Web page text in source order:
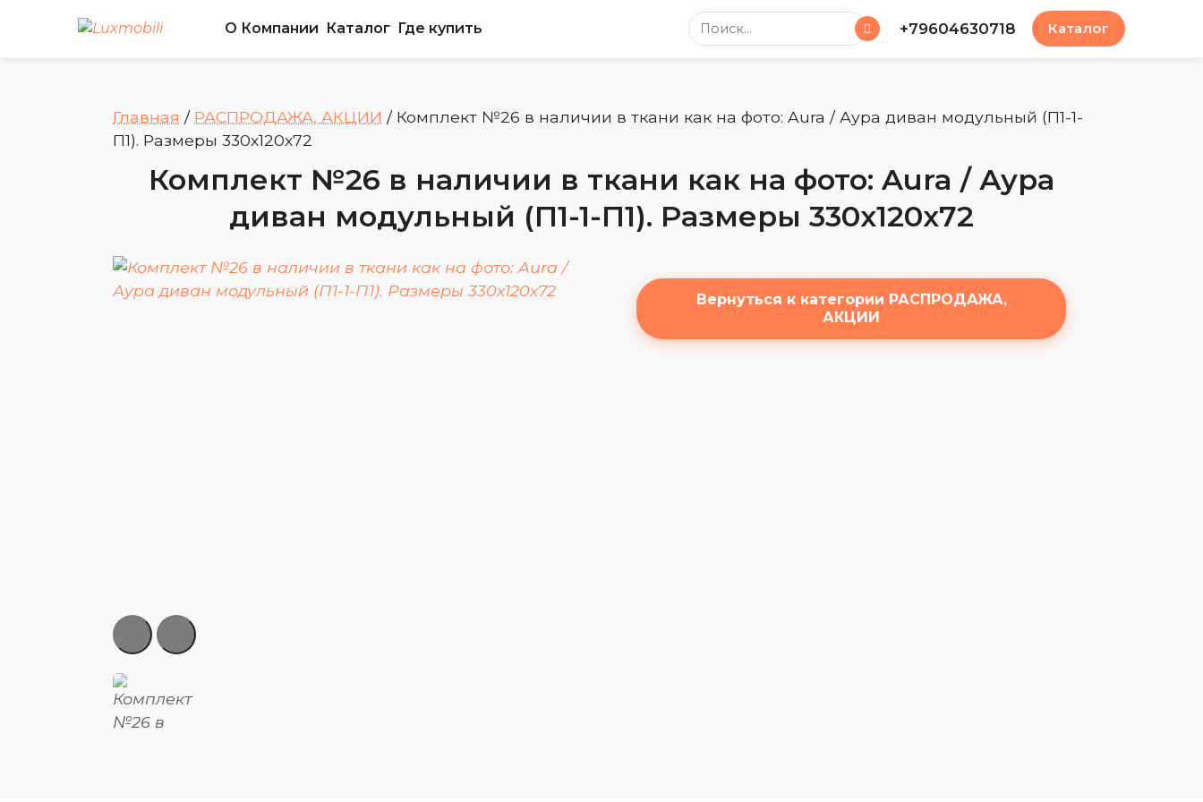
О Компании Каталог Где купить Поиск по сайту +79604630718 Каталог
Главная / РАСПРОДАЖА, АКЦИИ / Комплект №26 в наличии в ткани как на фото: Aura / Аура диван модульный (П1-1-
П1). Размеры 330х120х72
Комплект №26 в наличии в ткани как на фото: Aura / Аура
диван модульный (П1-1-П1). Размеры 330х120х72
Вернуться к категории РАСПРОДАЖА,
АКЦИИ